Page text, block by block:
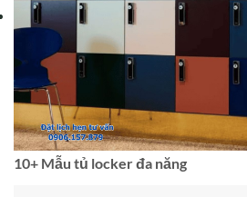
10+ Mẫu tủ locker đa năng